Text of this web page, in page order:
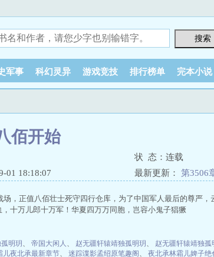
军事 科幻灵异 游戏竞技 排行榜单 完本小说
佰开始
状 态：连载
01 18:18:07
最新更新： 第3506
场，正值八佰壮士死守四行仓库，为了中国军人最后的尊严
十万儿郎十万军！华夏四万万同胞，岂容小鬼子猖獗
明玥 、 帝国大闲人 、 赵无疆轩辕靖独孤明玥 、 赵无疆轩辕靖独
儿夜北承最新章节、 迷踪谍影孟绍原笔趣阁 、 夜北承林霜儿婢子绝